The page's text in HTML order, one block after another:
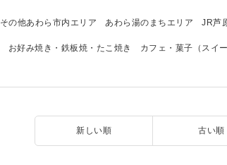
その他あわら市内エリア あわら湯のまちエリア JR芦
お好み焼き・鉄板焼・たこ焼き カフェ・菓子（スイー
新しい順 古い順